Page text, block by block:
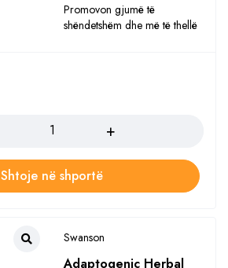
Promovon gjumë të
shëndetshëm dhe më të thellë
Shtoje në shportë
Swanson
Adaptogenic Herbal